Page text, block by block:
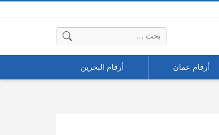
البحث عن:
أرقام عمان أرقام البحرين